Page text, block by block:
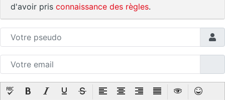
d'avoir pris connaissance des règles.